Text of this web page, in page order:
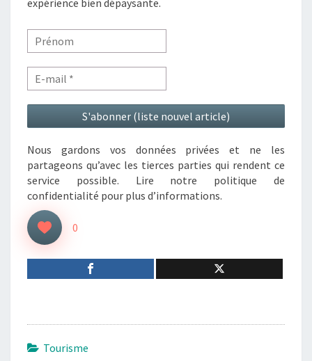
expérience bien dépaysante.
Nous gardons vos données privées et ne les
partageons qu’avec les tierces parties qui rendent ce
service possible. Lire notre politique de
confidentialité pour plus d’informations.
0
Tourisme